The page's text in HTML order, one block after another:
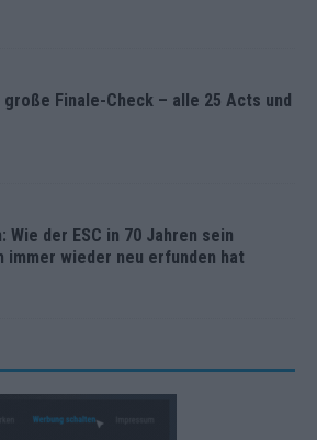
große Finale-Check – alle 25 Acts und
Wie der ESC in 70 Jahren sein
immer wieder neu erfunden hat